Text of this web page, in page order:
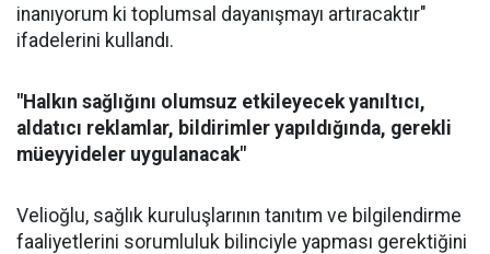
inanıyorum ki toplumsal dayanışmayı artıracaktır"
ifadelerini kullandı.
"Halkın sağlığını olumsuz etkileyecek yanıltıcı,
aldatıcı reklamlar, bildirimler yapıldığında, gerekli
müeyyideler uygulanacak"
Velioğlu, sağlık kuruluşlarının tanıtım ve bilgilendirme
faaliyetlerini sorumluluk bilinciyle yapması gerektiğini